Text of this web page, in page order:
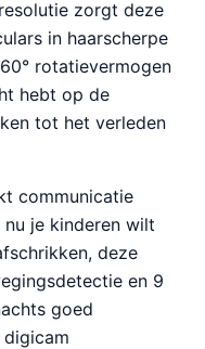
zorgt deze
in haarscherpe
rotatievermogen
hebt op de
tot het verleden
communicatie
je kinderen wilt
deze
en 9
goed